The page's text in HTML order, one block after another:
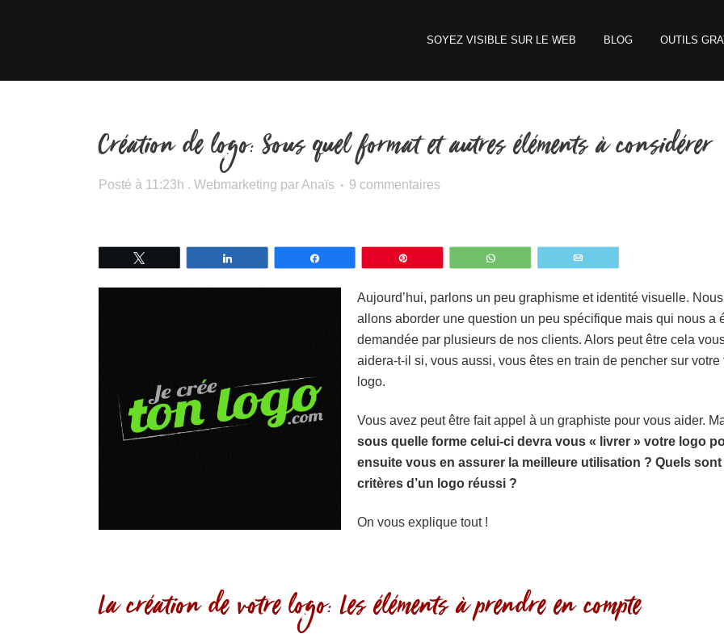
SOYEZ VISIBLE SUR LE WEB BLOG OUTILS
Création de logo: Sous quel format et autres éléments à considérer
Posté à 11:23h . Webmarketing parAnaïs 9 commentaires
Aujourd’hui, parlons un peu graphisme et identité visuelle. Nous
allons aborder une question un peu spécifique mais qui nous a
demandée par plusieurs de nos clients. Alors peut être cela
aidera-t-il si, vous aussi, vous êtes en train de pencher sur votre
logo.
Vous avez peut être fait appel à un graphiste pour vous aider.
sous quelle forme celui-ci devra vous « livrer » votre logo
ensuite vous en assurer la meilleure utilisation ? Quels sont
critères d’un logo réussi ?
On vous explique tout !
La création de votre logo: Les éléments à prendre en compte